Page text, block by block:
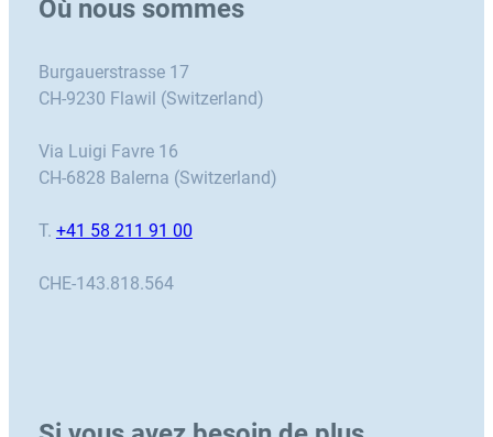
Où nous sommes
Burgauerstrasse 17
CH-9230 Flawil (Switzerland)
Via Luigi Favre 16
CH-6828 Balerna (Switzerland)
T. +41 58 211 91 00
CHE-143.818.564